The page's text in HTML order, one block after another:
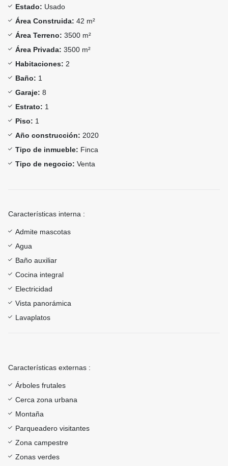
Estado: Usado
Área Construida: 42 m²
Área Terreno: 3500 m²
Área Privada: 3500 m²
Habitaciones: 2
Baño: 1
Garaje: 8
Estrato: 1
Piso: 1
Año construcción: 2020
Tipo de inmueble: Finca
Tipo de negocio: Venta
Características interna :
Admite mascotas
Agua
Baño auxiliar
Cocina integral
Electricidad
Vista panorámica
Lavaplatos
Características externas :
Árboles frutales
Cerca zona urbana
Montaña
Parqueadero visitantes
Zona campestre
Zonas verdes